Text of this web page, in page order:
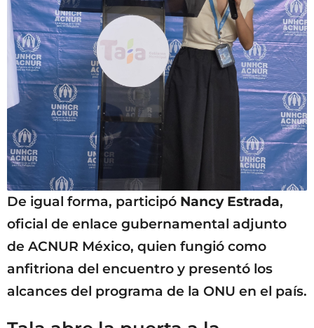
De igual forma, participó Nancy Estrada,
oficial de enlace gubernamental adjunto
de ACNUR México, quien fungió como
anfitriona del encuentro y presentó los
alcances del programa de la ONU en el país.